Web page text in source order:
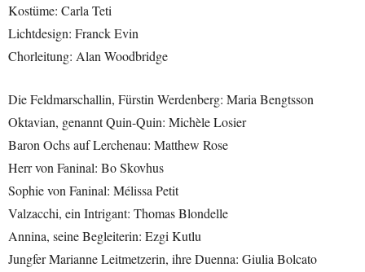
Kostüme: Carla Teti
Lichtdesign: Franck Evin
Chorleitung: Alan Woodbridge
Die Feldmarschallin, Fürstin Werdenberg: Maria Bengtsson
Oktavian, genannt Quin-Quin: Michèle Losier
Baron Ochs auf Lerchenau: Matthew Rose
Herr von Faninal: Bo Skovhus
Sophie von Faninal: Mélissa Petit
Valzacchi, ein Intrigant: Thomas Blondelle
Annina, seine Begleiterin: Ezgi Kutlu
Jungfer Marianne Leitmetzerin, ihre Duenna: Giulia Bolcato